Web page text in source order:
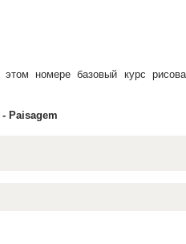
номере базовый курс
Paisagem